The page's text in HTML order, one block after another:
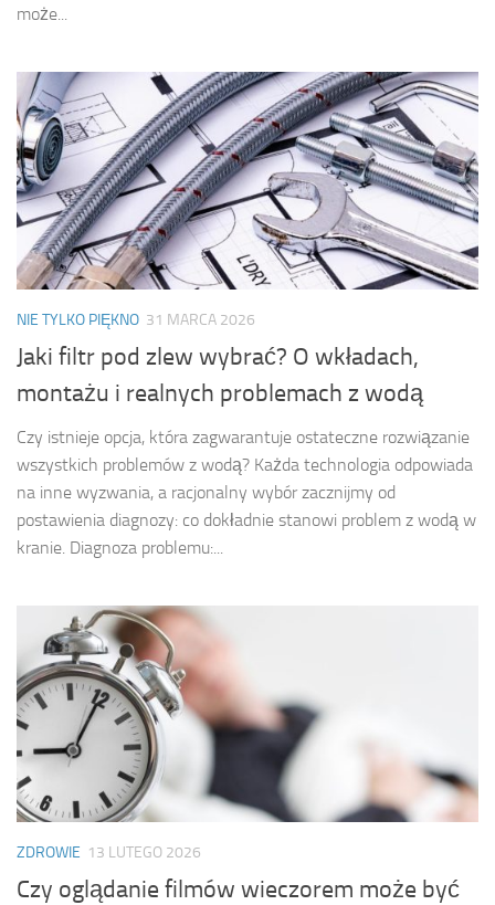
może...
NIE TYLKO PIĘKNO 31 MARCA 2026
Jaki filtr pod zlew wybrać? O wkładach,
montażu i realnych problemach z wodą
Czy istnieje opcja, która zagwarantuje ostateczne rozwiązanie
wszystkich problemów z wodą? Każda technologia odpowiada
na inne wyzwania, a racjonalny wybór zacznijmy od
postawienia diagnozy: co dokładnie stanowi problem z wodą w
kranie. Diagnoza problemu:...
ZDROWIE 13 LUTEGO 2026
Czy oglądanie filmów wieczorem może być